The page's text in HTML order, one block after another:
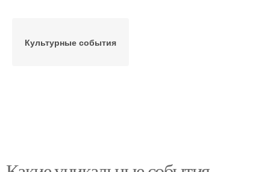
Культурные события